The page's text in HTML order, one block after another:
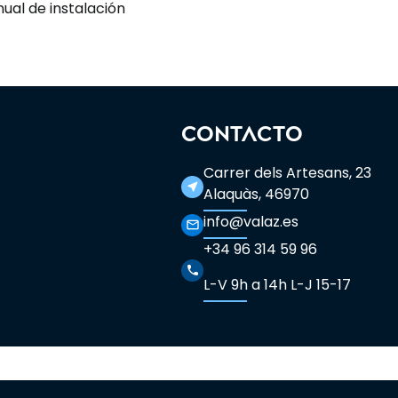
de instalación
CONTACTO
near_me
Carrer dels Artesans, 23
Alaquàs, 46970
mail_outline info@valaz.es
phone
+34 96 314 59 96
L-V 9h a 14h L-J 15-17